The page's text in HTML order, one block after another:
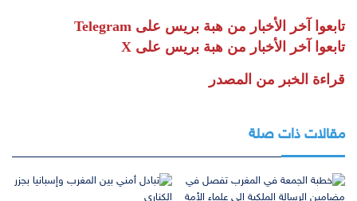
تابعوا آخر الأخبار من هبة بريس على Telegram
تابعوا آخر الأخبار من هبة بريس على X
قراءة الخبر من المصدر
مقالات ذات صلة